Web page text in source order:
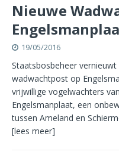
Nieuwe
19/05/2016
Staatsbosbeheer
wadwachtpost op
vrijwillige vogelwachters
Engelsmanplaat, een
tussen Ameland en
[lees meer]